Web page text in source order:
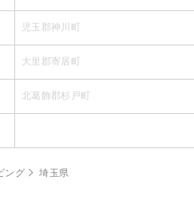
児玉郡神川町
大里郡寄居町
北葛飾郡杉戸町
ング 埼玉県